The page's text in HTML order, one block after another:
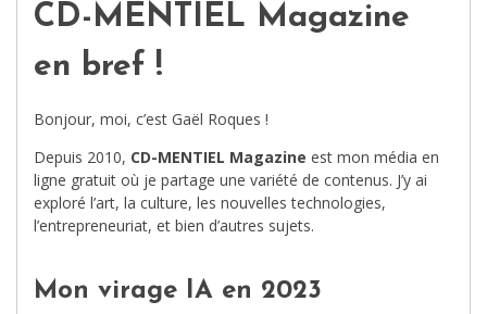
CD-MENTIEL Magazine
en bref !
Bonjour, moi, c’est Gaël Roques !
Depuis 2010, CD-MENTIEL Magazine est mon média en
ligne gratuit où je partage une variété de contenus. J’y ai
exploré l’art, la culture, les nouvelles technologies,
l’entrepreneuriat, et bien d’autres sujets.
Mon virage IA en 2023